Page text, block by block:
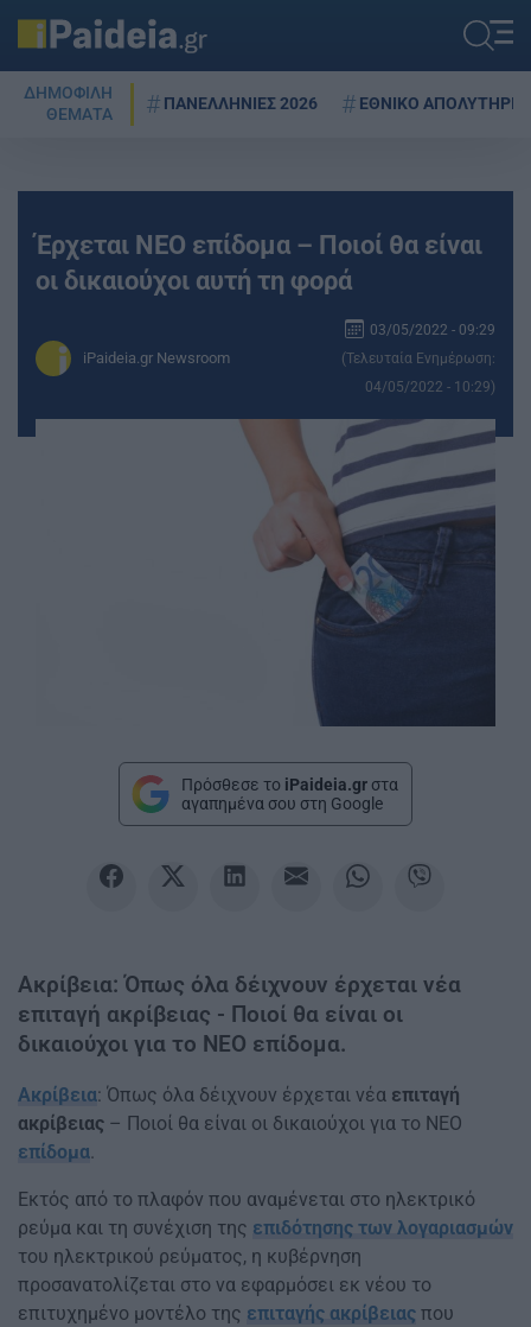
ΔΗΜΟΦΙΛΗ
ΘΕΜΑΤΑ
ΠΑΝΕΛΛΗΝΙΕΣ 2026 ΕΘΝΙΚΟ ΑΠΟΛΥΤΗΡΙΟ
Έρχεται ΝΕΟ επίδομα – Ποιοί θα είναι
οι δικαιούχοι αυτή τη φορά
iPaideia.gr Newsroom
03/05/2022 - 09:29
(Τελευταία Ενημέρωση:
04/05/2022 - 10:29)
Πρόσθεσε το iPaideia.gr στα
αγαπημένα σου στη Google
Ακρίβεια: Όπως όλα δέιχνουν έρχεται νέα
επιταγή ακρίβειας - Ποιοί θα είναι οι
δικαιούχοι για το ΝΕΟ επίδομα.
Ακρίβεια: Όπως όλα δέιχνουν έρχεται νέα επιταγή
ακρίβειας – Ποιοί θα είναι οι δικαιούχοι για το ΝΕΟ
επίδομα.
Εκτός από το πλαφόν που αναμένεται στο ηλεκτρικό
ρεύμα και τη συνέχιση της επιδότησης των λογαριασμών
του ηλεκτρικού ρεύματος, η κυβέρνηση
προσανατολίζεται στο να εφαρμόσει εκ νέου το
επιτυχημένο μοντέλο της επιταγής ακρίβειας που